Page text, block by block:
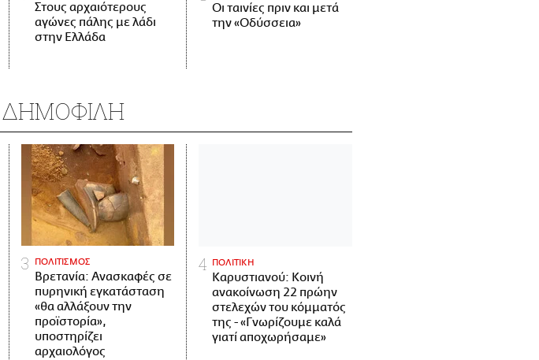
Στους αρχαιότερους
αγώνες πάλης με λάδι
στην Ελλάδα
Οι ταινίες πριν και μετά
την «Οδύσσεια»
ΔΗΜΟΦΙΛΗ
ΠΟΛΙΤΙΣΜΟΣ
Βρετανία: Ανασκαφές σε
πυρηνική εγκατάσταση
«θα αλλάξουν την
προϊστορία»,
υποστηρίζει
αρχαιολόγος
ΠΟΛΙΤΙΚΗ
Καρυστιανού: Κοινή
ανακοίνωση 22 πρώην
στελεχών του κόμματός
της - «Γνωρίζουμε καλά
γιατί αποχωρήσαμε»